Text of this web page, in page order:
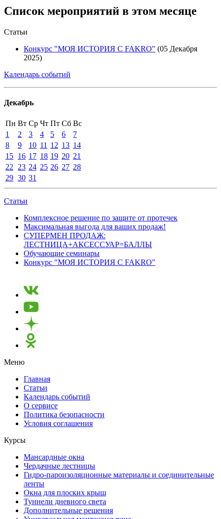
Список мероприятий в этом месяце
Статьи
Конкурс "МОЯ ИСТОРИЯ С FAKRO" (05 Декабря
2025)
Календарь событий
Декабрь
Пн Вт Ср Чт Пт Сб Вс
1
2 3 4 5 6
7
8
9 10 11 12 13 14
15 16 17 18 19 20 21
22
23 24 25 26 27 28
29 30 31
Статьи
Комплексное решение по защите от протечек
Максимальная выгода для ваших продаж!
СУПЕРМЕН ПРОДАЖ:
ЛЕСТНИЦА+АКСЕССУАР=БАЛЛЫ
Обучающие семинары
Конкурс "МОЯ ИСТОРИЯ С FAKRO"
Меню
Главная
Статьи
Календарь событий
О сервисе
Политика безопасности
Условия соглашения
Курсы
Мансардные окна
Чердачные лестницы
Гидро-пароизоляционные материалы и соединительные
ленты
Окна для плоских крыш
Туннели дневного света
Дополнительные решения